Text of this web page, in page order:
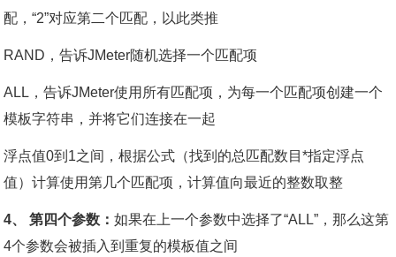
配，“2”对应第二个匹配，以此类推
RAND，告诉JMeter随机选择一个匹配项
ALL，告诉JMeter使用所有匹配项，为每一个匹配项创建一个
模板字符串，并将它们连接在一起
浮点值0到1之间，根据公式（找到的总匹配数目*指定浮点
值）计算使用第几个匹配项，计算值向最近的整数取整
4、 第四个参数：如果在上一个参数中选择了“ALL”，那么这第
4个参数会被插入到重复的模板值之间